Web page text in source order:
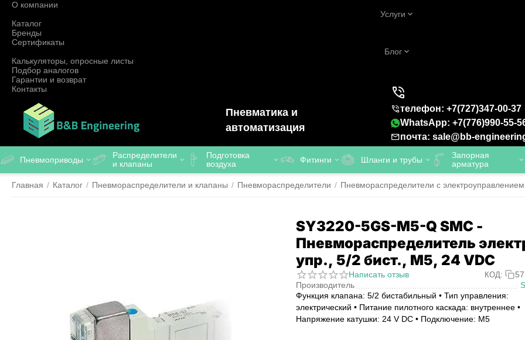
О компании
Услуги
Каталог
Бренды
Сертификаты
Блог
Калькуляторы, опросные листы
Подбор аналогов
Гарантии и возврат
Контакты
Пневматика и
автоматизация
телефон: +7(727)347-00-37
WhatsApp: +7(776)990-55-
почта: sale@bb-
Пневмоприводы
Распределители
и клапаны
Подготовка
воздуха
Фитинги Шланги и трубы
Запорная
арматура
Главная / Каталог / Пневмораспределители и клапаны / Пневмораспределители / Пневмораспределители с электроуправлением
SY3220-5GS-M5-Q SMC -
Пневмораспределитель
упр., 5/2 бист., M5, 24 VDC
Написать отзыв КОД:
Производитель
Функция клапана: 5/2 бистабильный • Тип управления:
электрический • Питание пилотного каскада: внутреннее •
Напряжение катушки: 24 V DC • Подключение: M5